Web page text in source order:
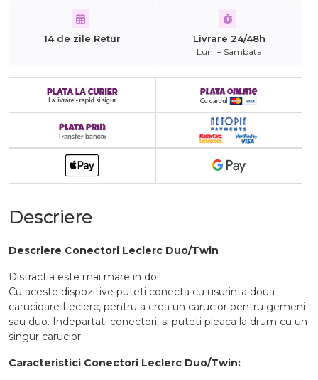
14 de zile Retur Livrare 24/48h
Luni – Sambata
Descriere
Descriere Conectori Leclerc Duo/Twin
Distractia este mai mare in doi!
Cu aceste dispozitive puteti conecta cu usurinta doua
carucioare Leclerc, pentru a crea un carucior pentru gemeni
sau duo. Indepartati conectorii si puteti pleaca la drum cu un
singur carucior.
Caracteristici Conectori Leclerc Duo/Twin: